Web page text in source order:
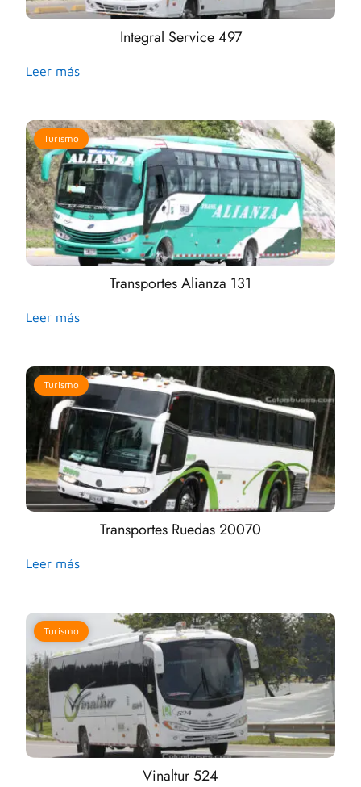
Integral Service 497
Leer más
Turismo
Transportes Alianza 131
Leer más
Turismo
Transportes Ruedas 20070
Leer más
Turismo
Vinaltur 524